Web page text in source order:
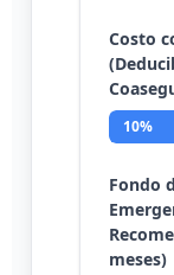
Costo
10%
Fondo
meses)